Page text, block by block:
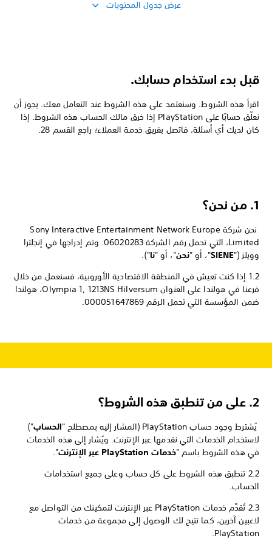
عرض جدول المحتويات
قبل بدء استخدام حسابك.
اقرأ هذه الشروط. وسنعتمد على هذه الشروط عند التعامل معك. يجوز أن
نعلّق حسابًا على PlayStation إذا خرق مالك الحساب هذه الشروط. إذا
كان لديك أي أسئلة، فاتصل بفريق خدمة العملاء؛ راجع القسم 28.
1. من نحن؟
نحن شركة Sony Interactive Entertainment Network Europe
Limited، التي تحمل رقم الشركة 06020283. وتم إدراجها في إنجلترا
وويلز ("SIENE"، أو "نحن"، أو "نا").
1.2 إذا كنت تعيش في المنطقة الاقتصادية الأوروبية، فسنعمل من خلال
فرعنا في هولندا على العنوان Olympia 1, 1213NS Hilversum، هولندا
ضمن المؤسسة التي تحمل الرقم 000051647869.
2. على من تنطبق هذه الشروط؟
يُشترط وجود حساب PlayStation (المشار إليه بمصطلح " الحساب")
لاستخدام الخدمات التي نقدمها عبر الإنترنت. ويُشار إلى هذه الخدمات
في هذه الشروط باسم "خدمات PlayStation عبر الإنترنت
".
2.2 تنطبق هذه الشروط على كل حساب وعلى جميع استخدامات
الحساب.
2.3 تُقدَّم خدمات PlayStation عبر الإنترنت لتمكينك من التواصل مع
لاعبين آخرين، كما تتيح لك الوصول إلى مجموعة من خدمات
PlayStation.